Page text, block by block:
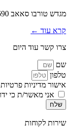
מגדש טורבו סאאב 44690 ניזוק? זורק שמן? מרעיש? בכל מקרה של תקלה או חשד לתקלה במגדש הטורבו שלכם חשוב לפנות אל...
קרא עוד ←
צרו קשר עוד היום
שם
טלפון
אישור מדיניות פרטיות
אני מאשר/ת כי ידוע
שלח
שירות לקוחות